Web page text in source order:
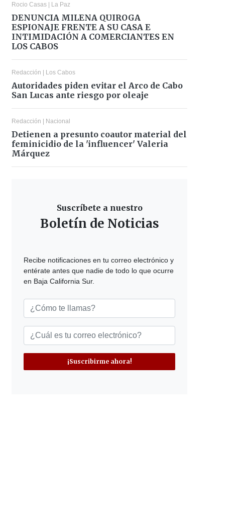
Rocio Casas | La Paz
DENUNCIA MILENA QUIROGA
ESPIONAJE FRENTE A SU CASA E
INTIMIDACIÓN A COMERCIANTES EN
LOS CABOS
Redacción | Los Cabos
Autoridades piden evitar el Arco de Cabo
San Lucas ante riesgo por oleaje
Redacción | Nacional
Detienen a presunto coautor material del
feminicidio de la 'influencer' Valeria
Márquez
Suscríbete a nuestro
Boletín de Noticias
Recibe notificaciones en tu correo electrónico y
entérate antes que nadie de todo lo que ocurre
en Baja California Sur.
¡Suscribirme ahora!